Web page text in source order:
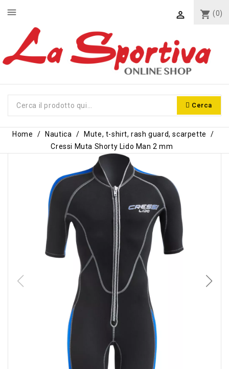
shopping_cart (0)

Cerca
menu
Home Nautica
Mute, t-shirt, rash guard, scarpette
Cressi Muta Shorty Lido Man 2 mm